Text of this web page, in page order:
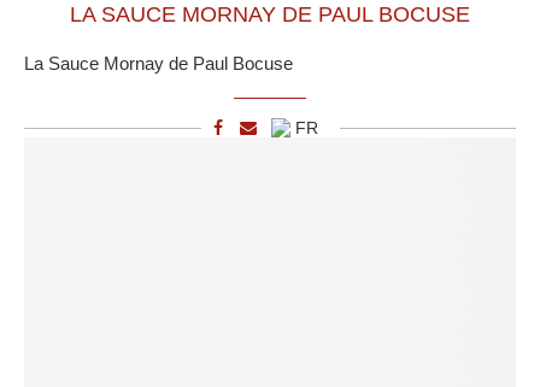
LA SAUCE MORNAY DE PAUL BOCUSE
La Sauce Mornay de Paul Bocuse
FR